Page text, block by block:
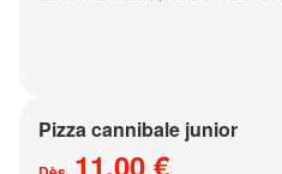
Pizza cannibale junior
11.00 €